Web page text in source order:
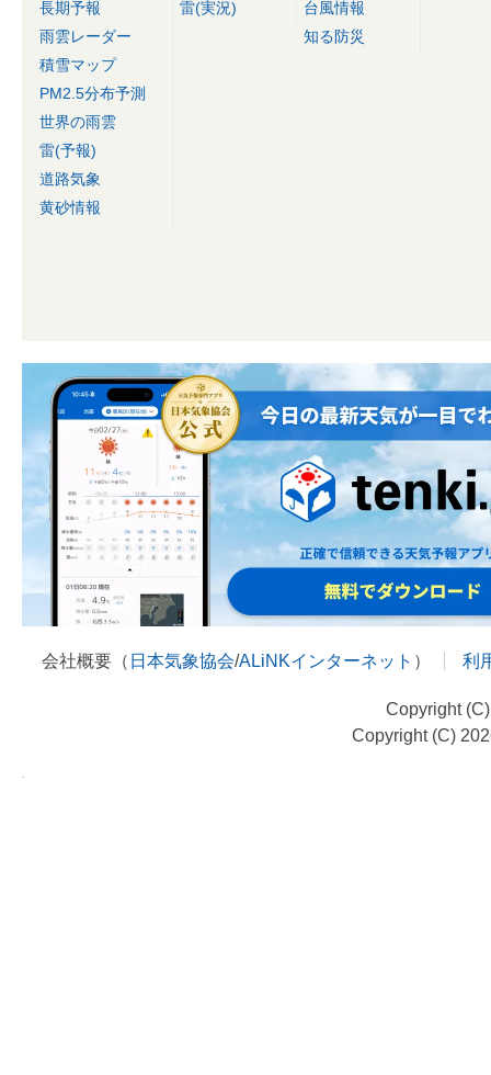
長期予報
雨雲レーダー
積雪マップ
PM2.5分布予測
世界の雨雲
雷(予報)
道路気象
黄砂情報
雷(実況)
台風情報
知る防災
会社概要（ 日本気象協会/ALiNKインターネット ） 利
Copyright
Copyright (C)